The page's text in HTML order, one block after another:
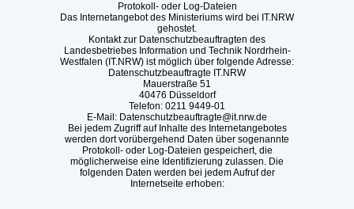
Protokoll- oder Log-Dateien
Das Internetangebot des Ministeriums wird bei IT.NRW
gehostet.
Kontakt zur Datenschutzbeauftragten des
Landesbetriebes Information und Technik Nordrhein-
Westfalen (IT.NRW) ist möglich über folgende Adresse:
Datenschutzbeauftragte IT.NRW
Mauerstraße 51
40476 Düsseldorf
Telefon: 0211 9449-01
E-Mail: Datenschutzbeauftragte@it.nrw.de
Bei jedem Zugriff auf Inhalte des Internetangebotes
werden dort vorübergehend Daten über sogenannte
Protokoll- oder Log-Dateien gespeichert, die
möglicherweise eine Identifizierung zulassen. Die
folgenden Daten werden bei jedem Aufruf der
Internetseite erhoben: